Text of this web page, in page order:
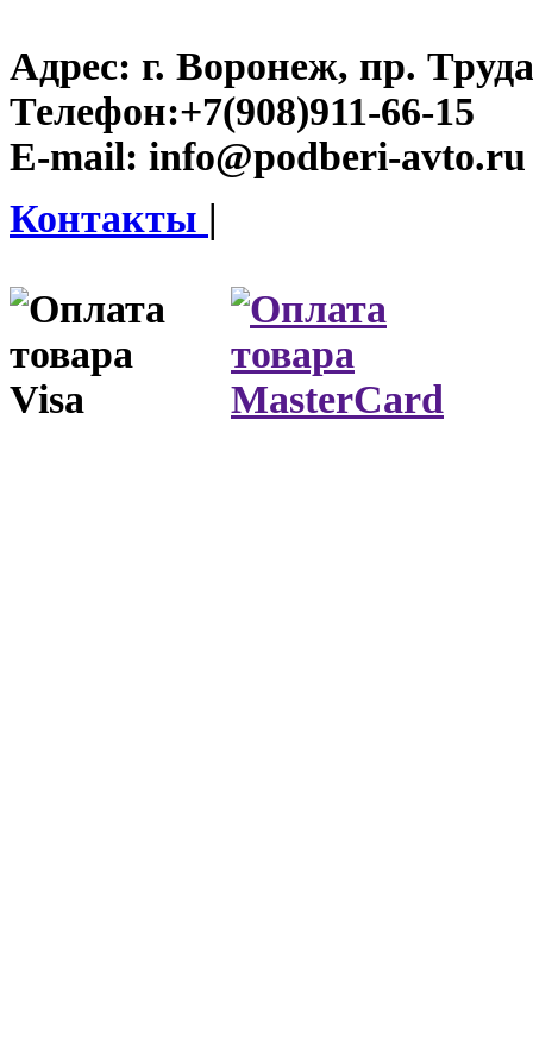
Адрес: г. Воронеж, пр.
Телефон:+7(908)911-66-15
E-mail: info@podberi-avto.ru
Контакты |